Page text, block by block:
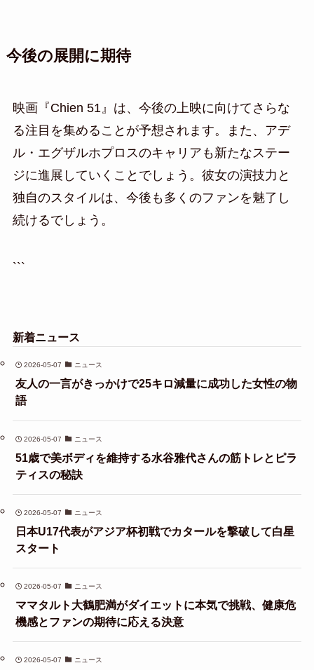
今後の展開に期待
映画『Chien 51』は、今後の上映に向けてさらな
る注目を集めることが予想されます。また、アデ
ル・エグザルホプロスのキャリアも新たなステー
ジに進展していくことでしょう。彼女の演技力と
独自のスタイルは、今後も多くのファンを魅了し
続けるでしょう。
```
新着ニュース
2026-05-07 ニュース
友人の一言がきっかけで25キロ減量に成功した女性の物
語
2026-05-07 ニュース
51歳で美ボディを維持する水谷雅代さんの筋トレとピラ
ティスの秘訣
2026-05-07 ニュース
日本U17代表がアジア杯初戦でカタールを撃破して白星
スタート
2026-05-07 ニュース
ママタルト大鶴肥満がダイエットに本気で挑戦、健康危
機感とファンの期待に応える決意
2026-05-07 ニュース